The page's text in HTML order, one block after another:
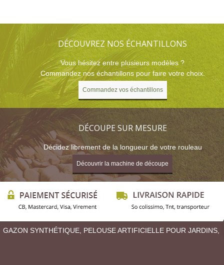
DÉCOUVREZ NOS ÉCHANTILLONS
Vous hésitez entre plusieurs modèles ?
Commandez nos échantillons pour faire votre choix.
Commandez vos échantillons
DÉCOUPE SUR MESURE
Décidez librement de la longueur de votre rouleau
Découvrir la machine de découpe
GAZON SYNTHÉTIQUE, PELOUSE ARTIFICIELLE POUR JARDINS,